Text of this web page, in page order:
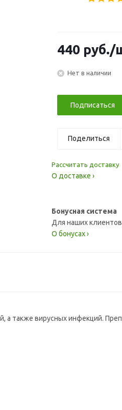
440 руб./
Нет в наличии
Подписаться
Поделиться
Рассчитать доставку
О доставке ›
Бонусная система
Для наших
О бонусах ›
также вирусных инфекций.